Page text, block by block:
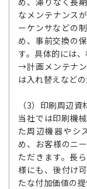
なメンテナンス
ーケンサなどの
め、事前交換の
す。具体的には
→計画メンテナ
は入れ替えなど
（3）印刷周辺
当社では印刷機
た周辺機器やシ
め、お客様のニ
ただきます。長
様にも、後付け
たな付加価値の提